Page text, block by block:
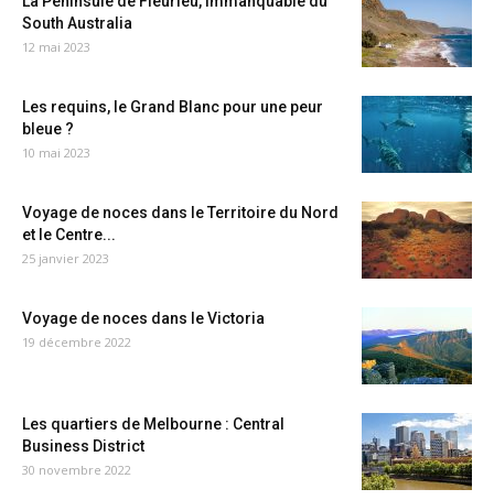
South Australia
12 mai 2023
Les requins, le Grand Blanc pour une peur
bleue ?
10 mai 2023
Voyage de noces dans le Territoire du Nord
et le Centre...
25 janvier 2023
Voyage de noces dans le Victoria
19 décembre 2022
Les quartiers de Melbourne : Central
Business District
30 novembre 2022